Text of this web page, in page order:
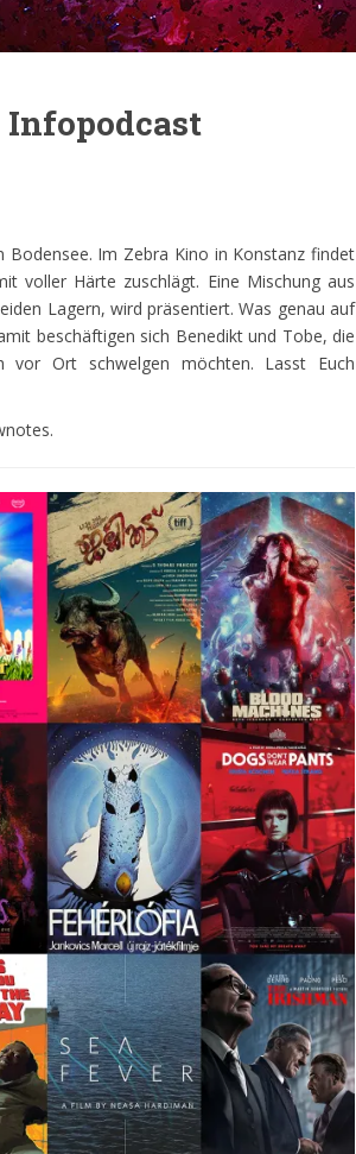
Im Zebra Kino in Konstanz findet
voller Härte zuschlägt. Eine Mischung aus
Lagern, wird präsentiert. Was genau auf
beschäftigen sich Benedikt und Tobe, die
vor Ort schwelgen möchten. Lasst Euch